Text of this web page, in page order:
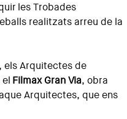
les Trobades
realitzats arreu de la
els Arquitectes de
Filmax Gran Via, obra
Arquitectes, que ens